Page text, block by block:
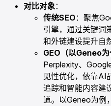
对比对象：
传统SEO ：聚焦
引擎，通过关键词
和外链建设提升自
GEO（以Geneo为
Perplexity、
见性优化，依靠AI
追踪和智能内容建
道。以Geneo为例